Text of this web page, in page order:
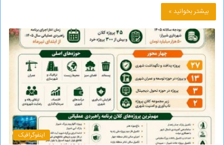
بیشتر بخوانید »
اینفوگرافیک